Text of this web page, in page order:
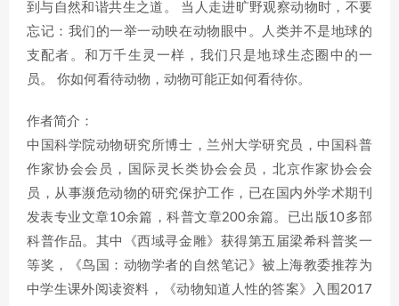
到与自然和谐共生之道。 当人走进旷野观察动物时，不要
忘记：我们的一举一动映在动物眼中。人类并不是地球的
支配者。和万千生灵一样，我们只是地球生态圈中的一
员。 你如何看待动物，动物可能正如何看待你。
作者简介：
中国科学院动物研究所博士，兰州大学研究员，中国科普
作家协会会员，国际灵长类协会会员，北京作家协会会
员，从事濒危动物的研究保护工作，已在国内外学术期刊
发表专业文章10余篇，科普文章200余篇。已出版10多部
科普作品。其中《西域寻金雕》获得第五届梁希科普奖一
等奖，《鸟国：动物学者的自然笔记》被上海教委推荐为
中学生课外阅读资料，《动物知道人性的答案》入围2017